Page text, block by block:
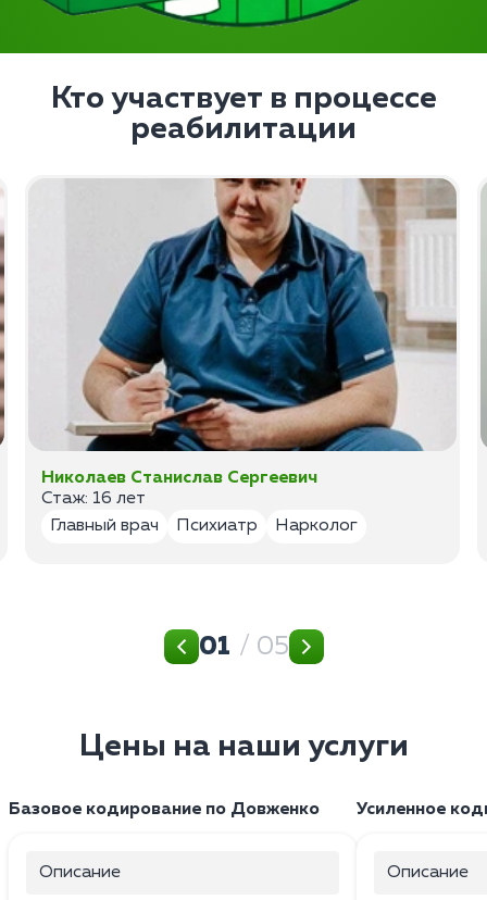
Кто участвует в процессе
реабилитации
Николаев Станислав Сергеевич
Стаж: 16 лет
Главный врач
Психиатр Нарколог
01 / 05
Цены на наши услуги
Базовое кодирование по Довженко
Описание
Усиленное
Описание